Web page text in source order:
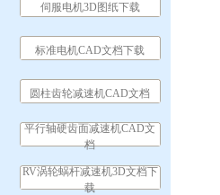
伺服电机3D图纸下载
标准电机CAD文档下载
圆柱齿轮减速机CAD文档
平行轴硬齿面减速机CAD文
档
RV涡轮蜗杆减速机3D文档下
载